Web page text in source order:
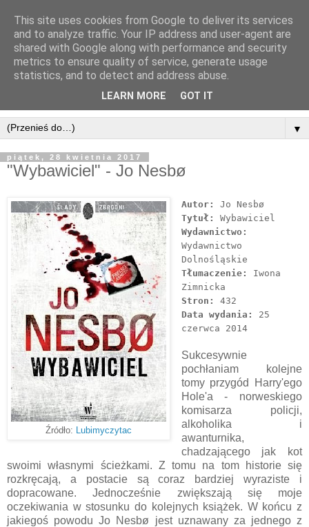
▼
piątek, 28 kwietnia 2017
"Wybawiciel" - Jo Nesbø
Źródło: Lubimyczytac
Autor: Jo Nesbø
Tytuł:
Wybawiciel
Wydawnictwo:
Wydawnictwo
Dolnośląskie
Tłumaczenie:
Iwona
Zimnicka
Stron:
432
Data wydania:
25
czerwca 2014
Sukcesywnie
pochłaniam kolejne
tomy przygód Harry'ego
Hole'a - norweskiego
komisarza policji,
alkoholika i
awanturnika,
chadzającego jak kot
swoimi własnymi ścieżkami. Z tomu na tom historie się
rozkręcają, a postacie są coraz bardziej wyraziste i
dopracowane. Jednocześnie zwiększają się moje
oczekiwania w stosunku do kolejnych książek. W końcu z
jakiegoś powodu Jo Nesbø jest uznawany za jednego z
This site uses cookies from Google to deliver its services
and to analyze traffic. Your IP address and user-agent are
shared with Google along with performance and security
metrics to ensure quality of service, generate usage
statistics, and to detect and address abuse.
LEARN MORE GOT IT